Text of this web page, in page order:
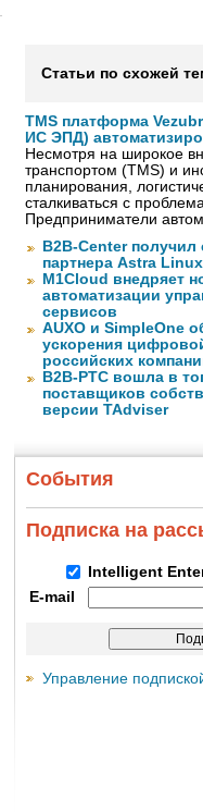
Статьи по схожей
TMS платформа
ИС ЭПД)
Несмотря на широкое
транспортом (TMS) и
планирования,
сталкиваться с
Предприниматели
B2B-Center получил
партнера Astra Linux
M1Cloud внедряет
автоматизации
сервисов
AUXO и SimpleOne
ускорения
российских
B2B-РТС вошла в
поставщиков
версии TAdviser
События
Подписка на
Intelligent
E-mail
Управление